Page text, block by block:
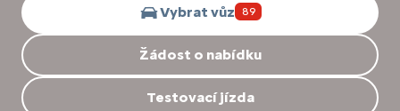
Vybrat vůz 89
Žádost o nabídku
Testovací jízda